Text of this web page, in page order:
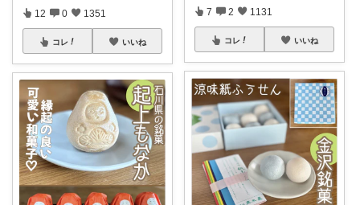
12 0 1351
コレ いいね
7 2 1131
コレ いいね